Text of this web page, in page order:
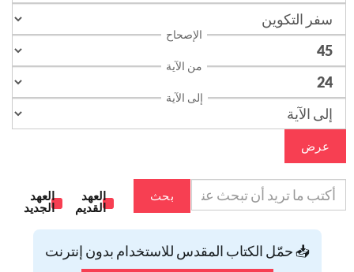
الإصحاح
من الآية
إلى الآية
عرض
بحث
العهد
القديم
العهد
الجديد
📥 حمّل الكتاب المقدس للاستخدام بدون إنترنت